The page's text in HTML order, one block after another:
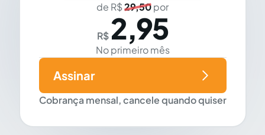
de R$29,50por
R$ 2,95
No primeiro mês
Cobrança mensal, cancele quando quiser
Assinar